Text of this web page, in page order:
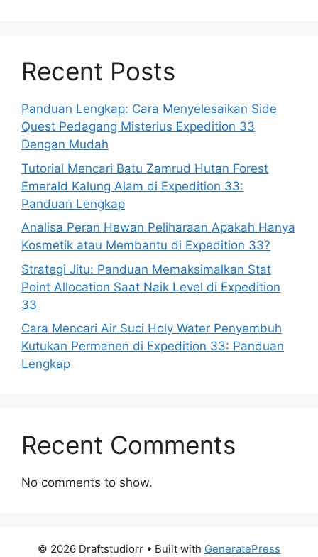
Recent Posts
Panduan Lengkap: Cara Menyelesaikan Side
Quest Pedagang Misterius Expedition 33
Dengan Mudah
Tutorial Mencari Batu Zamrud Hutan Forest
Emerald Kalung Alam di Expedition 33:
Panduan Lengkap
Analisa Peran Hewan Peliharaan Apakah Hanya
Kosmetik atau Membantu di Expedition 33?
Strategi Jitu: Panduan Memaksimalkan Stat
Point Allocation Saat Naik Level di Expedition
33
Cara Mencari Air Suci Holy Water Penyembuh
Kutukan Permanen di Expedition 33: Panduan
Lengkap
Recent Comments
No comments to show.
© 2026 Draftstudiorr • Built with GeneratePress